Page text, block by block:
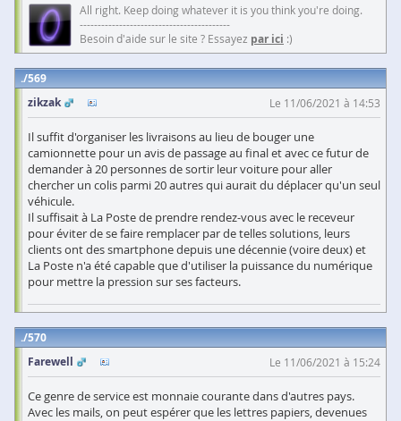
All right. Keep doing whatever it is you think you're doing.
------------------------------------------
Besoin d'aide sur le site ? Essayez par ici :)
569
zikzak
Le 11/06/2021 à 14:53
Il suffit d'organiser les livraisons au lieu de bouger une
camionnette pour un avis de passage au final et avec ce futur de
demander à 20 personnes de sortir leur voiture pour aller
chercher un colis parmi 20 autres qui aurait du déplacer qu'un seul
véhicule.
Il suffisait à La Poste de prendre rendez-vous avec le receveur
pour éviter de se faire remplacer par de telles solutions, leurs
clients ont des smartphone depuis une décennie (voire deux) et
La Poste n'a été capable que d'utiliser la puissance du numérique
pour mettre la pression sur ses facteurs.
570
Farewell
Le 11/06/2021 à 15:24
Ce genre de service est monnaie courante dans d'autres pays.
Avec les mails, on peut espérer que les lettres papiers, devenues